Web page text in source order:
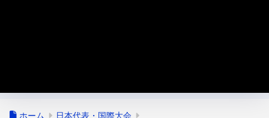
ホーム 日本代表・国際大会